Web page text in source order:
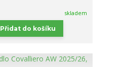
skladem
Přidat do košíku